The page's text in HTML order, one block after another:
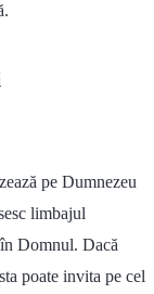
pe Dumnezeu
limbajul
Domnul. Dacă
poate invita pe cel